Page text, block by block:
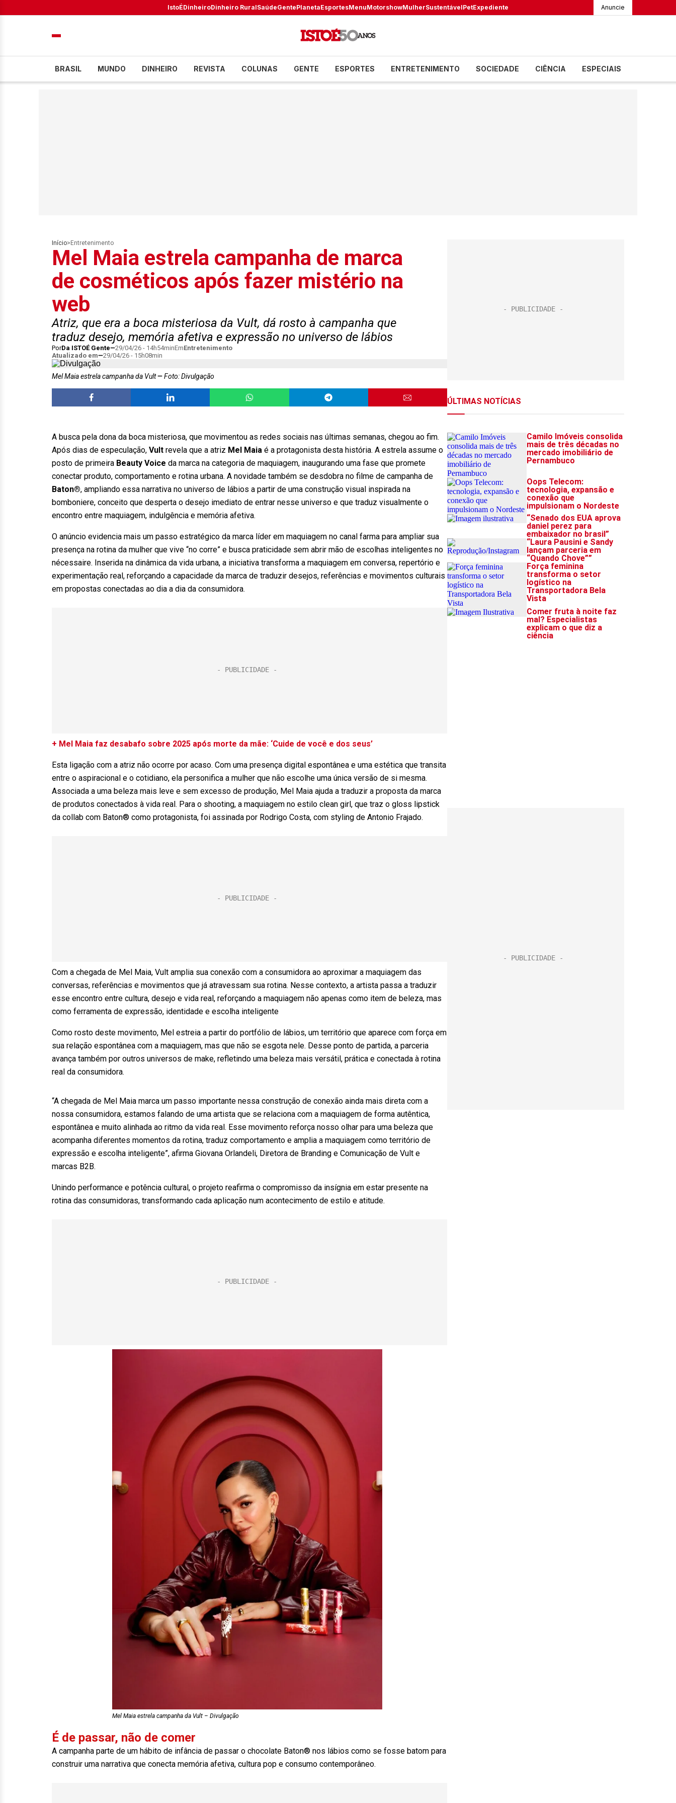
IstoÉDinheiroDinheiro RuralSaúdeGentePlanetaEsportesMenuMotorshowMulherSustentávelPetExpediente Anuncie
BRASIL MUNDO DINHEIRO REVISTA COLUNAS GENTE ESPORTES ENTRETENIMENTO SOCIEDADE CIÊNCIA ESPECIAIS
Início> Entretenimento
Mel Maia estrela campanha de marca
de cosméticos após fazer mistério na
web
Atriz, que era a boca misteriosa da Vult, dá rosto à campanha que
traduz desejo, memória afetiva e expressão no universo de lábios
PorDa ISTOÉ Gente 29/04/26 - 14h54minEmEntretenimento
Atualizado em
29/04/26 - 15h08min
Mel Maia estrela campanha da Vult Foto: Divulgação
A busca pela dona da boca misteriosa, que movimentou as redes sociais nas últimas semanas, chegou ao fim.
Após dias de especulação, Vult revela que a atriz Mel Maia é a protagonista desta história. A estrela assume o
posto de primeira Beauty Voice da marca na categoria de maquiagem, inaugurando uma fase que promete
conectar produto, comportamento e rotina urbana. A novidade também se desdobra no filme de campanha de
Baton®, ampliando essa narrativa no universo de lábios a partir de uma construção visual inspirada na
bomboniere, conceito que desperta o desejo imediato de entrar nesse universo e que traduz visualmente o
encontro entre maquiagem, indulgência e memória afetiva.
O anúncio evidencia mais um passo estratégico da marca líder em maquiagem no canal farma para ampliar sua
presença na rotina da mulher que vive “no corre” e busca praticidade sem abrir mão de escolhas inteligentes no
nécessaire. Inserida na dinâmica da vida urbana, a iniciativa transforma a maquiagem em conversa, repertório e
experimentação real, reforçando a capacidade da marca de traduzir desejos, referências e movimentos culturais
em propostas conectadas ao dia a dia da consumidora.
+ Mel Maia faz desabafo sobre 2025 após morte da mãe: ‘Cuide de você e dos seus’
Esta ligação com a atriz não ocorre por acaso. Com uma presença digital espontânea e uma estética que transita
entre o aspiracional e o cotidiano, ela personifica a mulher que não escolhe uma única versão de si mesma.
Associada a uma beleza mais leve e sem excesso de produção, Mel Maia ajuda a traduzir a proposta da marca
de produtos conectados à vida real. Para o shooting, a maquiagem no estilo clean girl, que traz o gloss lipstick
da collab com Baton® como protagonista, foi assinada por Rodrigo Costa, com styling de Antonio Frajado.
Com a chegada de Mel Maia, Vult amplia sua conexão com a consumidora ao aproximar a maquiagem das
conversas, referências e movimentos que já atravessam sua rotina. Nesse contexto, a artista passa a traduzir
esse encontro entre cultura, desejo e vida real, reforçando a maquiagem não apenas como item de beleza, mas
como ferramenta de expressão, identidade e escolha inteligente
Como rosto deste movimento, Mel estreia a partir do portfólio de lábios, um território que aparece com força em
sua relação espontânea com a maquiagem, mas que não se esgota nele. Desse ponto de partida, a parceria
avança também por outros universos de make, refletindo uma beleza mais versátil, prática e conectada à rotina
real da consumidora.
“A chegada de Mel Maia marca um passo importante nessa construção de conexão ainda mais direta com a
nossa consumidora, estamos falando de uma artista que se relaciona com a maquiagem de forma autêntica,
espontânea e muito alinhada ao ritmo da vida real. Esse movimento reforça nosso olhar para uma beleza que
acompanha diferentes momentos da rotina, traduz comportamento e amplia a maquiagem como território de
expressão e escolha inteligente”, afirma Giovana Orlandeli, Diretora de Branding e Comunicação de Vult e
marcas B2B.
Unindo performance e potência cultural, o projeto reafirma o compromisso da insígnia em estar presente na
rotina das consumidoras, transformando cada aplicação num acontecimento de estilo e atitude.
Mel Maia estrela campanha da Vult – Divulgação
É de passar, não de comer
A campanha parte de um hábito de infância de passar o chocolate Baton® nos lábios como se fosse batom para
construir uma narrativa que conecta memória afetiva, cultura pop e consumo contemporâneo.